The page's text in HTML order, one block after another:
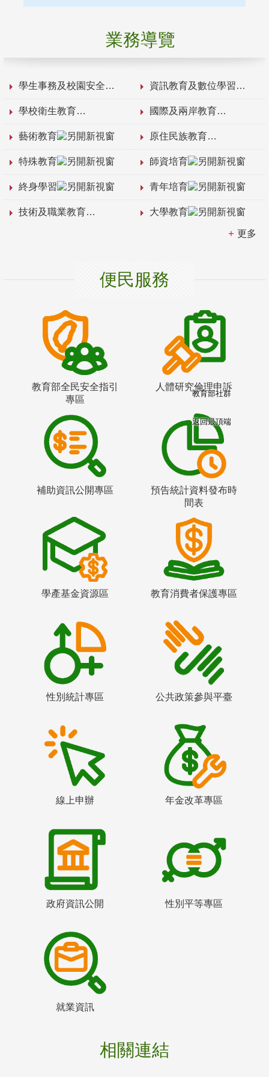
業務導覽
學生事務及校園安全 資訊教育及數位學習
學校衛生教育 國際及兩岸教育
藝術教育 原住民族教育
特殊教育 師資培育
終身學習 青年培育
技術及職業教育 大學教育
更多
便民服務
教育部全民安全指引
專區
人體研究倫理申訴
補助資訊公開專區
預告統計資料發布時
間表
學產基金資源區 教育消費者保護專區
性別統計專區 公共政策參與平臺
線上申辦 年金改革專區
政府資訊公開 性別平等專區
就業資訊
相關連結
教育部社群
返回最頂端